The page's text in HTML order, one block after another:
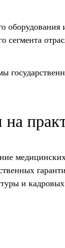
сегмента
и